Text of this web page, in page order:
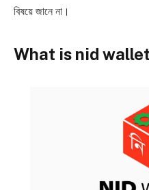
বিষয়ে জানে না।
What is nid